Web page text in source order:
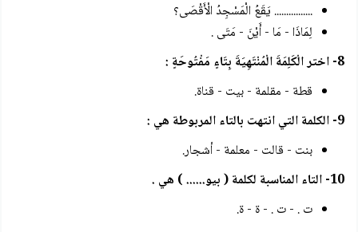
................ يَقَعُ الْمَسْجِدُ الْأَقْصَى؟
لِمَاذَا - مَا - أَيْنَ - مَتَى .
8- اختر الْكَلِمَةَ الْمُنْتَهِيَةَ بِتَاءٍ مَفْتُوحَةٍ :
قطة - مقلمة - بيت - قناة.
9- الكلمة التي انتهت بالتاء المربوطة هي :
بنت - قالت - معلمة - أشجار.
10- التاء المناسبة لكلمة ( بيو...... ) هي .
ت . - ت . - ة - ة.